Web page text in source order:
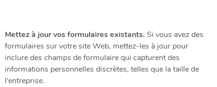
Mettez à jour vos formulaires existants. Si vous avez des
formulaires sur votre site Web, mettez-les à jour pour
inclure des champs de formulaire qui capturent des
informations personnelles discrètes, telles que la taille de
l’entreprise.